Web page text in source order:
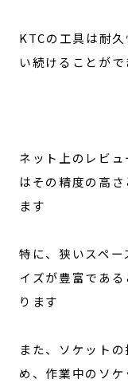
KTCの工具は耐
い続けることが
ネット上のレビ
はその精度の高
ます
特に、狭いスペ
イズが豊富であ
ります
また、ソケット
め、作業中のソ